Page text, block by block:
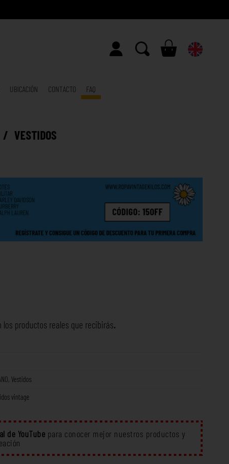
UBICACIÓN CONTACTO FAQ
/ VESTIDOS
productos reales que recibirás.
, Vestidos
vintage
de YouTube para conocer mejor nuestros productos y